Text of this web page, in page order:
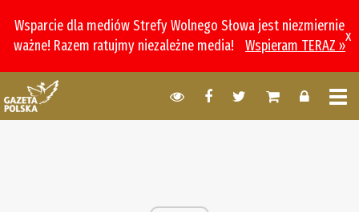
Wsparcie dla mediów Strefy Wolnego Słowa jest niezmiernie
ważne! Razem ratujmy niezależne media!
Wspieram TERAZ »
x